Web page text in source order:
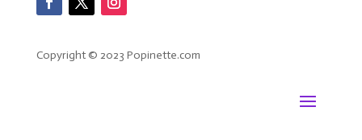
Copyright © 2023 Popinette.com